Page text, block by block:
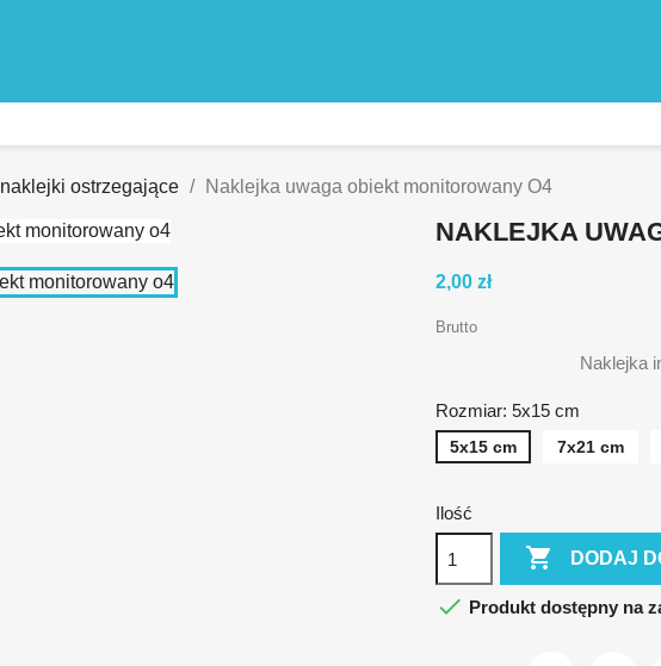
naklejki ostrzegające Naklejka uwaga obiekt monitorowany O4
NAKLEJKA
2,00 zł
Brutto
Naklejka
Rozmiar: 5x15 cm
5x15 cm 7x21 cm
Ilość
 DODAJ
 Produkt dostępny na